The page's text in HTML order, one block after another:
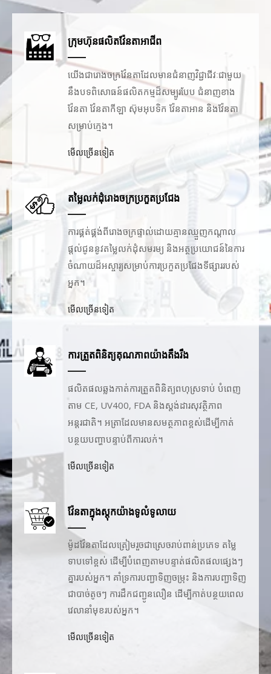
ក្រុមហ៊ុនផលិតវ៉ែនតាអាជីព
យើងជារោងចក្រវ៉ែនតាដែលមានជំនាញវិជ្ជាជីវៈជាមួយ
នឹងបទពិសោធន៍ផលិតកម្មដ៏សម្បូរបែប ជំនាញខាង
វ៉ែនតា វ៉ែនតាកីឡា ស៊ុមអុបទិក វ៉ែនតាអាន និងវ៉ែនតា
សម្រាប់ក្មេង។
មើលច្រើនទៀត
តម្លៃលក់ដុំរោងចក្រប្រកួតប្រជែង
ការផ្គត់ផ្គង់ពីរោងចក្រផ្ទាល់ដោយគ្មានឈ្មួញកណ្តាល
ផ្តល់ជូននូវតម្លៃលក់ដុំសមរម្យ និងអត្ថប្រយោជន៍នៃការ
ចំណាយដ៏អស្ចារ្យសម្រាប់ការប្រកួតប្រជែងទីផ្សាររបស់
អ្នក។
មើលច្រើនទៀត
ការត្រួតពិនិត្យគុណភាពយ៉ាងតឹងរឹង
ផលិតផលឆ្លងកាត់ការត្រួតពិនិត្យពហុស្រទាប់ បំពេញ
តាម CE, UV400, FDA និងស្តង់ដារសុវត្ថិភាព
អន្តរជាតិ។ អត្រាដែលមានសមត្ថភាពខ្ពស់ដើម្បីកាត់
បន្ថយបញ្ហាបន្ទាប់ពីការលក់។
មើលច្រើនទៀត
វ៉ែនតាក្នុងស្តុកយ៉ាងទូលំទូលាយ
ម៉ូដវ៉ែនតាដែលត្រៀមរួចជាស្រេចរាប់ពាន់ប្រភេទ តម្លៃ
ទាបទៅខ្ពស់ ដើម្បីបំពេញតាមបន្ទាត់ផលិតផលផ្សេងៗ
គ្នារបស់អ្នក។ គាំទ្រការបញ្ជាទិញចម្រុះ និងការបញ្ជាទិញ
ជាបាច់តូចៗ ការដឹកជញ្ជូនលឿន ដើម្បីកាត់បន្ថយពេល
វេលានាំមុខរបស់អ្នក។
មើលច្រើនទៀត